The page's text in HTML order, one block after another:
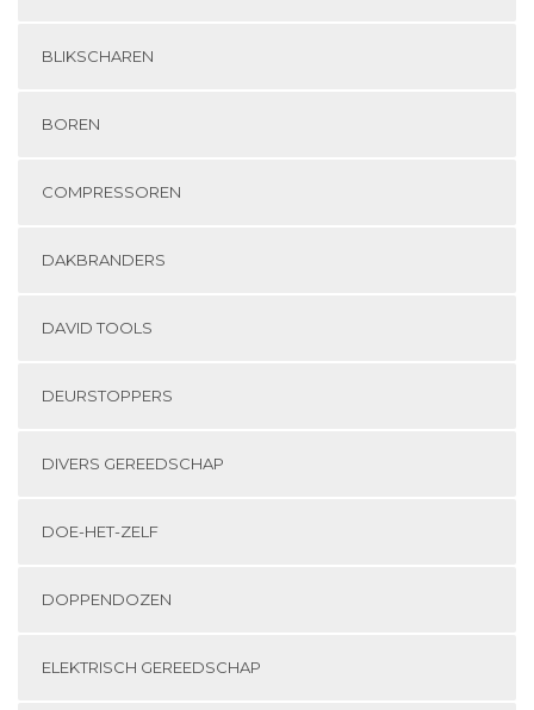
BLIKSCHAREN
BOREN
COMPRESSOREN
DAKBRANDERS
DAVID TOOLS
DEURSTOPPERS
DIVERS GEREEDSCHAP
DOE-HET-ZELF
DOPPENDOZEN
ELEKTRISCH GEREEDSCHAP